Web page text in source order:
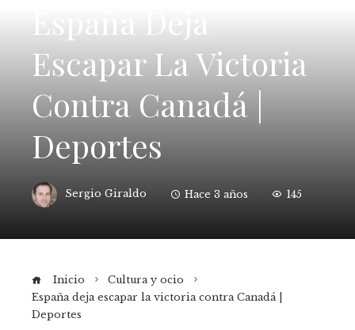
España Deja
Escapar La Victoria
Contra Canadá |
Deportes
Sergio Giraldo Hace 3 años 145
Inicio
Cultura y ocio
España deja escapar la victoria contra Canadá |
Deportes